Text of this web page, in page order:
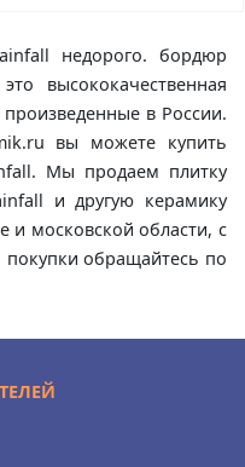
недорого. бордюр
высококачественная
в России.
вы можете купить
Мы продаем плитку
и другую керамику
и московской области, с
обращайтесь по